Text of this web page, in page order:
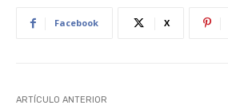
Facebook X
ARTÍCULO ANTERIOR